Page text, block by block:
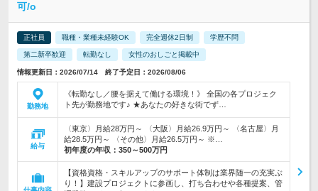
可/o
正社員 職種・業種未経験OK 完全週休2日制 学歴不問
第二新卒歓迎 転勤なし 女性のおしごと掲載中
情報更新日：2026/07/14 終了予定日：2026/08/06
勤務地
《転勤なし／腰を据えて働ける環境！》 全国の各プロジェク
ト先が勤務地です♪ ★あなたの好きな街でず…
給与
〈東京〉月給28万円～ 〈大阪〉月給26.9万円～ 〈名古屋〉月
給28.5万円～ 〈その他〉月給26.5万円～ ※…
初年度の年収： 350～500万円
【資格資格・スキルアップのサポート体制は業界随一の充実ぶ
り！】建設プロジェクトに参画し、打ち合わせや各種提案、管